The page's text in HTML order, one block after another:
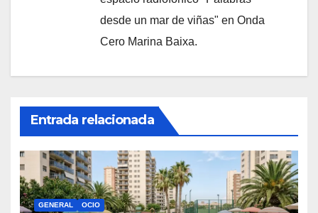
desde un mar de viñas" en Onda
Cero Marina Baixa.
Entrada relacionada
GENERAL OCIO